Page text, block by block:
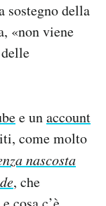
sostegno della
«non viene
e unaccount
come molto
nascosta
, che